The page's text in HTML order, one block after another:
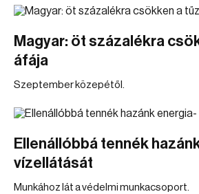
Magyar: öt százalékra
áfája
Szeptember közepétől.
Ellenállóbbá tennék
vízellátását
Munkához lát a védelmi munkacsoport.